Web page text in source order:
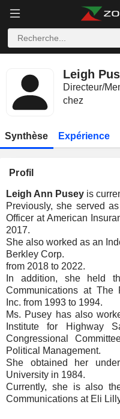
Leigh
Directeur/
chez
Synthèse Expérience
Profil
Leigh Ann Pusey is
Previously, she served
Officer at American
2017.
She also worked as an
Berkley Corp.
from 2018 to 2022.
In addition, she held
Communications at The
Inc. from 1993 to 1994.
Ms. Pusey has also
Institute for Highway
Congressional
Political Management.
She obtained her
University in 1984.
Currently, she is also
Communications at Eli